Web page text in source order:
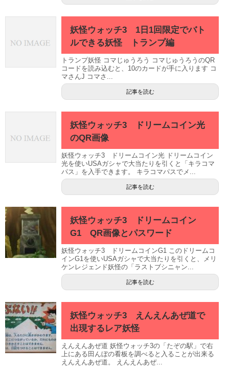
妖怪ウォッチ3 1日1回限定でバト
ルできる妖怪 トランプ編
トランプ妖怪 コマじゅうろう コマじゅうろうのQR
コードを読み込むと、10のカードが手に入ります コ
マさんJ コマさ...
記事を読む
妖怪ウォッチ3 ドリームコイン光
のQR画像
妖怪ウォッチ3 ドリームコイン光 ドリームコイン
光を使いUSAガシャで大当たりを引くと「キラコマ
パス」を入手できます。 キラコマパスでメ...
記事を読む
妖怪ウォッチ3 ドリームコイン
G1 QR画像とパスワード
妖怪ウォッチ3 ドリームコインG1 このドリームコ
インG1を使いUSAガシャで大当たりを引くと、メリ
ケンレジェンド妖怪の「ラストブシニャン...
記事を読む
妖怪ウォッチ3 えんえんあぜ道で
出現するレア妖怪
えんえんあぜ道 妖怪ウォッチ3の「たぞの駅」で右
上にある田んぼの看板を調べると入ることが出来る
えんえんあぜ道。 えんえんあぜ...